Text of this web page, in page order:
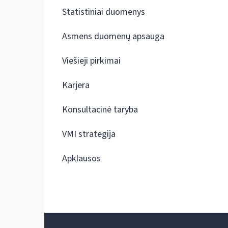
Statistiniai duomenys
Asmens duomenų apsauga
Viešieji pirkimai
Karjera
Konsultacinė taryba
VMI strategija
Apklausos